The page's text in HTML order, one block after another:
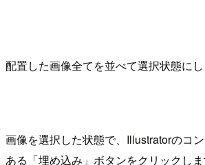
配置した画像全てを並べて選択状態にし
画像を選択した状態で、Illustratorのコ
ある「埋め込み」ボタンをクリックし